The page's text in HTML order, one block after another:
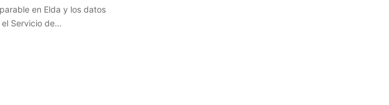
en Elda y los datos
Servicio de…